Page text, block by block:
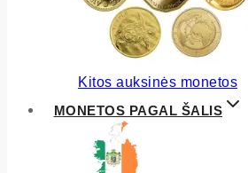
Kitos auksinės monetos
MONETOS PAGAL ŠALIS